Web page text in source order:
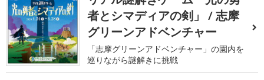
者とシマディアの剣」 / 志摩
グリーンアドベンチャー
「志摩グリーンアドベンチャー」の園内を
巡りながら謎解きに挑戦